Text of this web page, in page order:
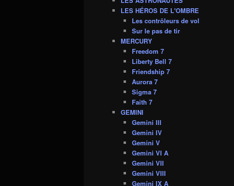
LES HÉROS DE L'OMBRE
Les contrôleurs de vol
Sur le pas de tir
MERCURY
Freedom 7
Liberty Bell 7
Friendship 7
Aurora 7
Sigma 7
Faith 7
GEMINI
Gemini III
Gemini IV
Gemini V
Gemini VI A
Gemini VII
Gemini VIII
Gemini IX A